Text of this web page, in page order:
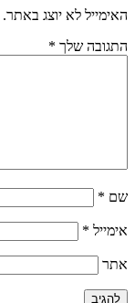
האימייל לא יוצג באתר.
התגובה שלך *
שם *
אימייל *
אתר